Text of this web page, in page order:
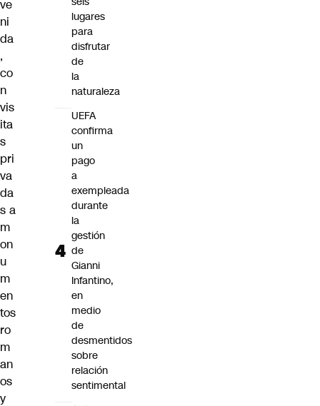
ve
ni
da
,
co
n
vis
ita
s
pri
va
da
s a
m
on
u
m
en
tos
ro
m
an
os
y
lugares
para
disfrutar
de
la
naturaleza
UEFA
confirma
un
pago
a
exempleada
durante
la
gestión
de
Gianni
Infantino,
en
medio
de
desmentidos
sobre
relación
sentimental